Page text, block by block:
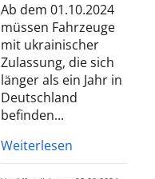
Ab dem 01.10.2024
müssen Fahrzeuge
mit ukrainischer
Zulassung, die sich
länger als ein Jahr in
Deutschland
befinden...
Weiterlesen